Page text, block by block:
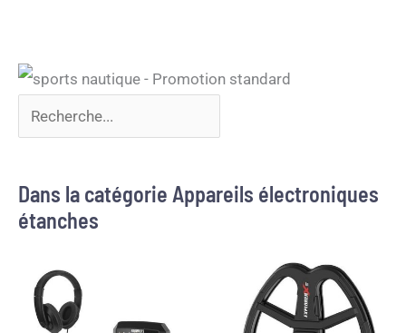
Dans la catégorie Appareils électroniques
étanches